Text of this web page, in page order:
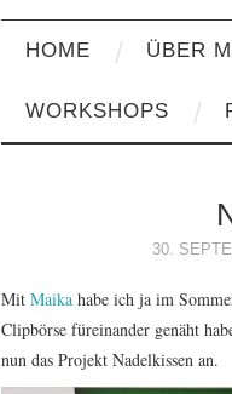
HOME ÜBER
WORKSHOPS
30.
Mit Maika habe ich ja im
Clipbörse füreinander genäht
nun das Projekt Nadelkissen an.